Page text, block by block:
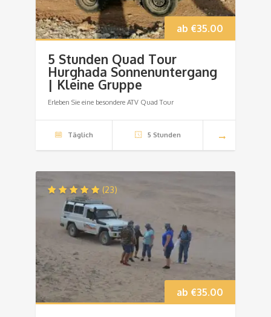
ab €35.00
5 Stunden Quad Tour
Hurghada Sonnenuntergang
| Kleine Gruppe
Erleben Sie eine besondere ATV Quad Tour
Täglich 5 Stunden
ab €35.00
(23)